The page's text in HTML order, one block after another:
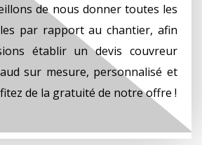
de nous donner toutes les
par rapport au chantier, afin
établir un devis couvreur
sur mesure, personnalisé et
de la gratuité de notre offre !